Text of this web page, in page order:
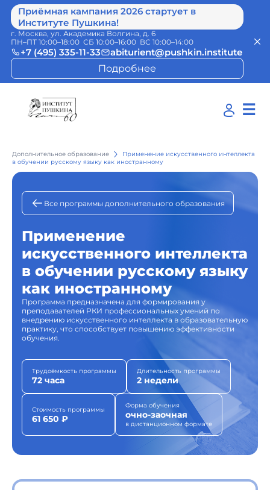
Приёмная кампания 2026 стартует в
Институте Пушкина!
г. Москва, ул. Академика Волгина, д. 6
ПН–ПТ 10:00–18:00 СБ 10:00–16:00 ВС 10:00–14:00
+7 (495) 335-11-33
abiturient@pushkin.institute
Подробнее
☰
Дополнительное образование
Применение искусственного интеллекта
в обучении русскому языку как иностранному
Все программы дополнительного образования
Применение
искусственного интеллекта
в обучении русскому языку
как иностранному
Программа предназначена для формирования у
преподавателей РКИ профессиональных умений по
внедрению искусственного интеллекта в образовательную
практику, что способствует повышению эффективности
обучения.
Трудоёмкость программы
72 часа
Длительность программы
2 недели
Стоимость программы
61 650 ₽
Форма обучения
очно-заочная
в дистанционном формате